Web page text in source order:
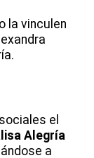
la vinculen
el
Alegría
a